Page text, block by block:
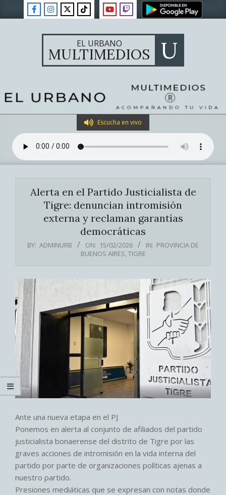
to
EL URBANO
MULTIMEDIOS U
Navigation
Menu
Escucha en vivo
Alerta en el Partido Justicialista de
Tigre: denuncian intromisión
externa y reclaman garantías
democráticas
BY: ADMINURB ON: 15/02/2026 IN: PROVINCIA DE
BUENOS AIRES,TIGRE
Ante una nueva etapa en el PJ
Ponemos en alerta al conjunto de afiliados del partido
justicialista bonaerense del distrito de Tigre por las
graves acciones de intromisión en la vida interna del
partido por parte de organizaciones políticas ajenas a
nuestro partido.
Presiones mediáticas que se expresan con notas donde